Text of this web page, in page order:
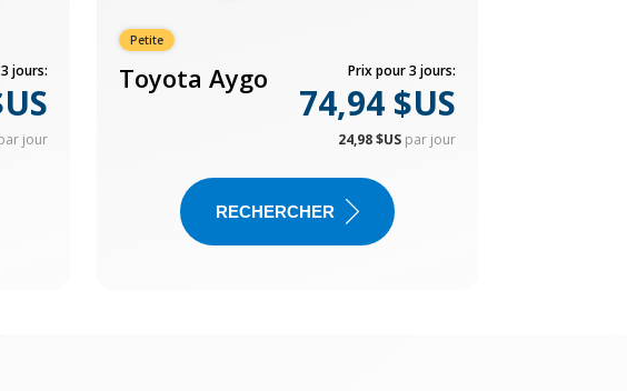
jours:
jour
Petite
Toyota Aygo Prix pour 3 jours:
74,94 $US
24,98 $US par jour
RECHERCHER